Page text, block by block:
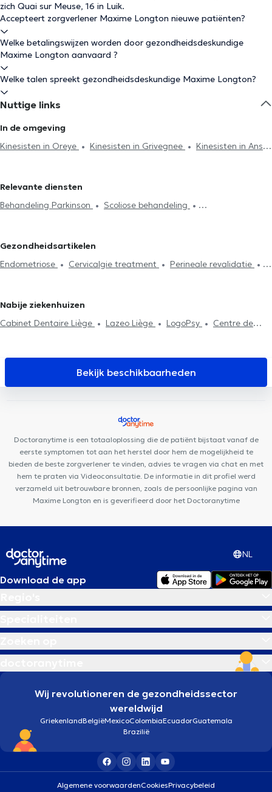
zich Quai sur Meuse, 16 in Luik.
Accepteert zorgverlener Maxime Longton nieuwe patiënten?
Welke betalingswijzen worden door gezondheidsdeskundige
Maxime Longton aanvaard ?
Welke talen spreekt gezondheidsdeskundige Maxime Longton?
Nuttige links
In de omgeving
Kinesisten in Oreye
Kinesisten in Grivegnee
Kinesisten in Ans
Kinesisten in Chaudfontaine
Fléron
Kinesisten in Seraing Kinesisten in Blégny
Relevante diensten
Behandeling Parkinson
Scoliose behandeling
Voetreflexologie
Perineale revalidatie
revalidatie
Abdominale revalidatie Post-operatie
Hernias
Gezondheidsartikelen
Endometriose
Cervicalgie treatment
Perineale revalidatie
Nabije ziekenhuizen
Cabinet Dentaire Liège
Lazeo Liège LogoPsy
Centre de
Centre Synapsis Liège
Psy Pluriel Liège
Remacle
Neurochirurgie
PRANAclinic
Clinique Dentaire Saint-Nicolas
HexaClinic
Kin&Perform Fléron
Bekijk beschikbaarheden
Doctoranytime is een totaaloplossing die de patiënt bijstaat vanaf de
eerste symptomen tot aan het herstel door hem de mogelijkheid te
bieden de beste zorgverlener te vinden, advies te vragen via chat en met
hem te praten via Videoconsultatie. De informatie in dit profiel werd
verzameld uit betrouwbare bronnen, zoals de persoonlijke pagina van
Maxime Longton en is geverifieerd door het Doctoranytime
NL
Download de app
Wij revolutioneren de gezondheidssector
wereldwijd
GriekenlandBelgiëMexicoColombiaEcuadorGuatemala
Brazilië
Algemene voorwaardenCookiesPrivacybeleid